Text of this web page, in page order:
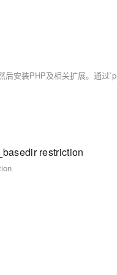
restriction